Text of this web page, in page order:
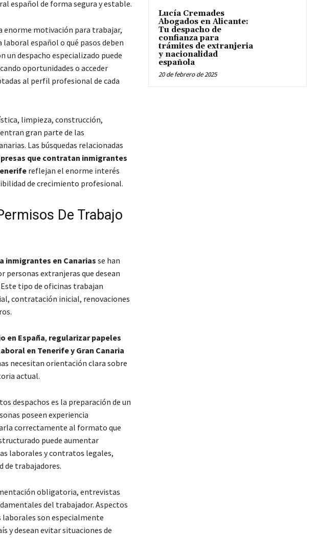
español de forma segura y estable.
enorme motivación para trabajar,
español o qué pasos deben
un despacho especializado puede
oportunidades o acceder
al perfil profesional de cada
limpieza, construcción,
gran parte de las
Las búsquedas relacionadas
que contratan inmigrantes
reflejan el enorme interés
de crecimiento profesional.
De Trabajo
inmigrantes en Canariasse han
personas extranjeras que desean
tipo de oficinas trabajan
contratación inicial, renovaciones
en España, regularizar papeles
en Tenerife y Gran Canaria
necesitan orientación clara sobre
actual.
despachos es la preparación de un
poseen experiencia
correctamente al formato que
puede aumentar
laborales y contratos legales,
de trabajadores.
obligatoria, entrevistas
del trabajador. Aspectos
laborales son especialmente
y desean evitar situaciones de
Lucía Cremades
Abogados en Alicante:
Tu despacho de
confianza para
trámites de extranjeria
y nacionalidad
española
20 de febrero de 2025